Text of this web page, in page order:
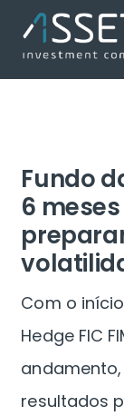
content
Fundo
6
Com o
Hedge FIC
resultados